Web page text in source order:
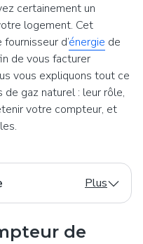
certainement un
logement. Cet
d’énergie de
de vous facturer
vous expliquons tout ce
de gaz naturel : leur rôle,
votre compteur, et
Plus
de